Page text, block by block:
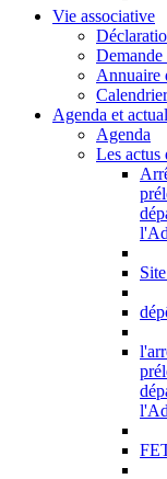
Vie associative
Demande
Annuaire
Agenda et
Agenda
Les actus